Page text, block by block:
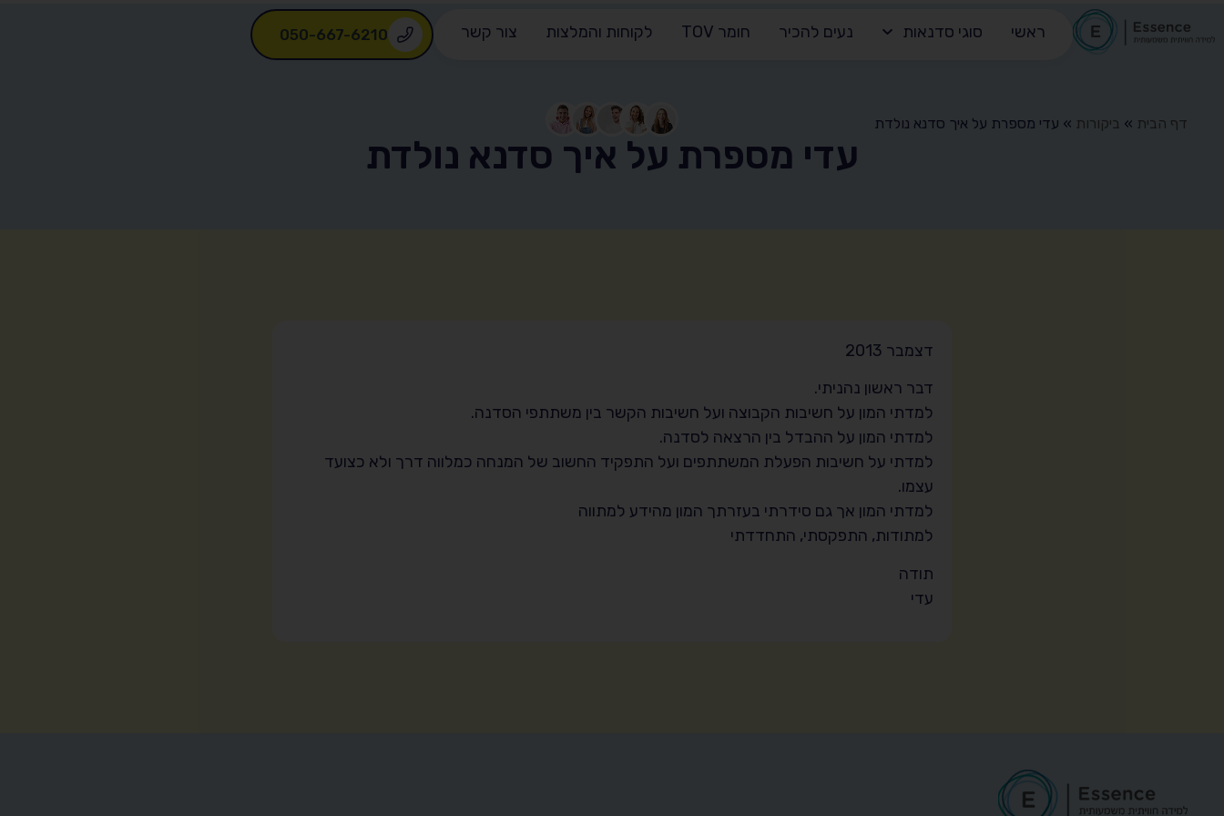
ראשי סוגי סדנאות נעים להכיר חומר TOV לקוחות והמלצות צור קשר 050-667-6210
דף הבית » ביקורות » עדי מספרת על איך סדנא נולדת
עדי מספרת על איך סדנא נולדת
דצמבר 2013
דבר ראשון נהניתי.
למדתי המון על חשיבות הקבוצה ועל חשיבות הקשר בין משתתפי הסדנה.
למדתי המון על ההבדל בין הרצאה לסדנה.
למדתי על חשיבות הפעלת המשתתפים ועל התפקיד החשוב של המנחה כמלווה דרך ולא כצועד
עצמו.
למדתי המון אך גם סידרתי בעזרתך המון מהידע למתווה
למתודות, התפקסתי, התחדדתי
תודה
עדי